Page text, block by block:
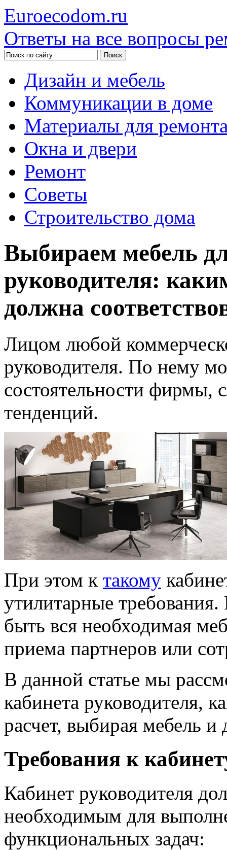
Euroecodom.ru
Ответы на все вопросы
Дизайн и мебель
Коммуникации в доме
Материалы для
Окна и двери
Ремонт
Советы
Строительство дома
Выбираем мебель
руководителя:
должна
Лицом любой
руководителя. По нему
состоятельности фирмы,
тенденций.
При этом к такому
утилитарные
быть вся необходимая
приема партнеров или
В данной статье мы
кабинета руководителя,
расчет, выбирая мебель
Требования к
Кабинет руководителя
необходимым для
функциональных задач: